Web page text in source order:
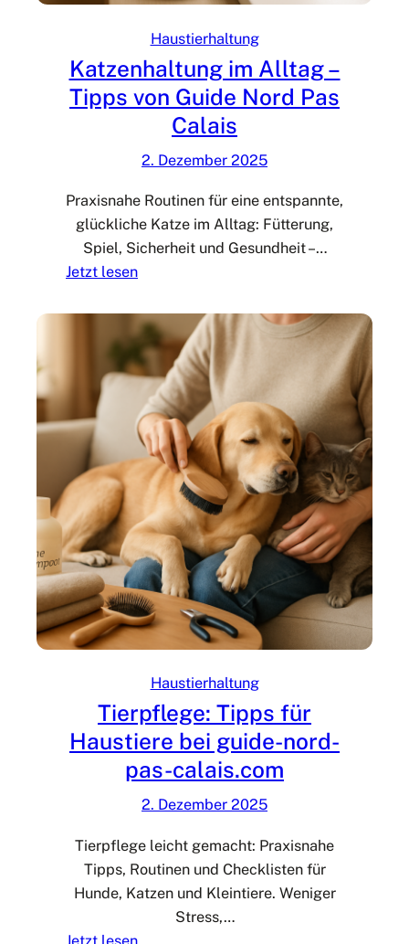
Haustierhaltung
Katzenhaltung im Alltag –
Tipps von Guide Nord Pas
Calais
2. Dezember 2025
Praxisnahe Routinen für eine entspannte,
glückliche Katze im Alltag: Fütterung,
Spiel, Sicherheit und Gesundheit –…
Jetzt lesen:
a
t
z
n
h
a
u
n
g
i
m
A
t
a
g
T
i
p
p
v
Haustierhaltung
Tierpflege: Tipps für
Haustiere bei guide-nord-
pas-calais.com
2. Dezember 2025
Tierpflege leicht gemacht: Praxisnahe
Tipps, Routinen und Checklisten für
Hunde, Katzen und Kleintiere. Weniger
Stress,…
Jetzt lesen: